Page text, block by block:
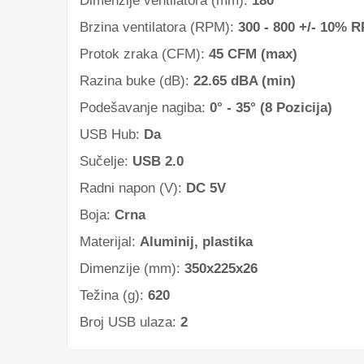
Brzina ventilatora (RPM): 300 - 800 +/- 10%
Protok zraka (CFM): 45 CFM (max)
Razina buke (dB): 22.65 dBA (min)
Podešavanje nagiba: 0° - 35° (8 Pozicija)
USB Hub: Da
Sučelje: USB 2.0
Radni napon (V): DC 5V
Boja: Crna
Materijal: Aluminij, plastika
Dimenzije (mm): 350x225x26
Težina (g): 620
Broj USB ulaza: 2